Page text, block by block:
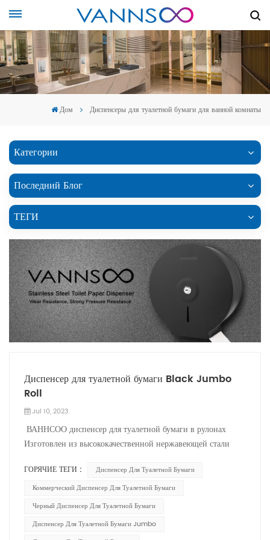
Дом Диспенсеры для туалетной бумаги для ванной комнаты
Категории
Последний Блог
ТЕГИ
Диспенсер для туалетной бумаги Black Jumbo
Roll
Jul 10, 2023
ВАННСОО диспенсер для туалетной бумаги в рулонах
Изготовлен из высококачественной нержавеющей стали
Черная окраска вокруг корпуса из нержавеющей стали
предотвращает коммерческий диспенсер для туалетной
бумаги от ржавчины. Прочный и долговечный, чем
черный диспенсер для туалетной бумаги имеет большую
ГОРЯЧИЕ ТЕГИ :
Диспенсер Для Туалетной Бумаги
Коммерческий Диспенсер Для Туалетной Бумаги
Черный Диспенсер Для Туалетной Бумаги
Диспенсер Для Туалетной Бумаги Jumbo